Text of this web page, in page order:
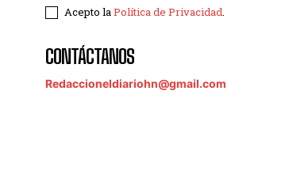
Acepto laPolítica de Privacidad.
CONTÁCTANOS
Redaccioneldiariohn@gmail.com